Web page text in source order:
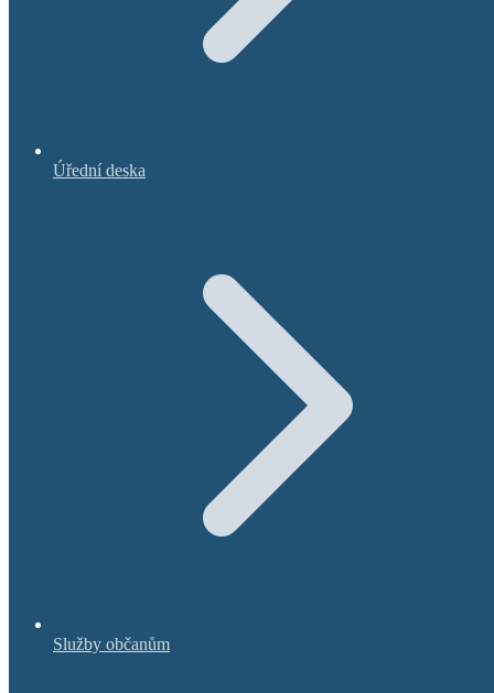
Úřední deska
Služby občanům